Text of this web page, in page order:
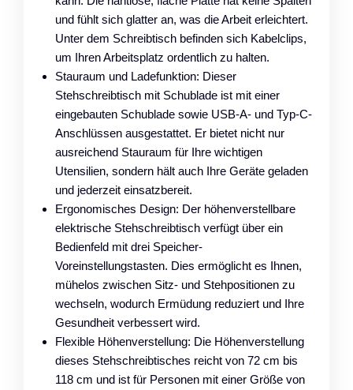
und fühlt sich glatter an, was die Arbeit erleichtert.
Unter dem Schreibtisch befinden sich Kabelclips,
um Ihren Arbeitsplatz ordentlich zu halten.
Stauraum und Ladefunktion: Dieser
Stehschreibtisch mit Schublade ist mit einer
eingebauten Schublade sowie USB-A- und Typ-C-
Anschlüssen ausgestattet. Er bietet nicht nur
ausreichend Stauraum für Ihre wichtigen
Utensilien, sondern hält auch Ihre Geräte geladen
und jederzeit einsatzbereit.
Ergonomisches Design: Der höhenverstellbare
elektrische Stehschreibtisch verfügt über ein
Bedienfeld mit drei Speicher-
Voreinstellungstasten. Dies ermöglicht es Ihnen,
mühelos zwischen Sitz- und Stehpositionen zu
wechseln, wodurch Ermüdung reduziert und Ihre
Gesundheit verbessert wird.
Flexible Höhenverstellung: Die Höhenverstellung
dieses Stehschreibtisches reicht von 72 cm bis
118 cm und ist für Personen mit einer Größe von